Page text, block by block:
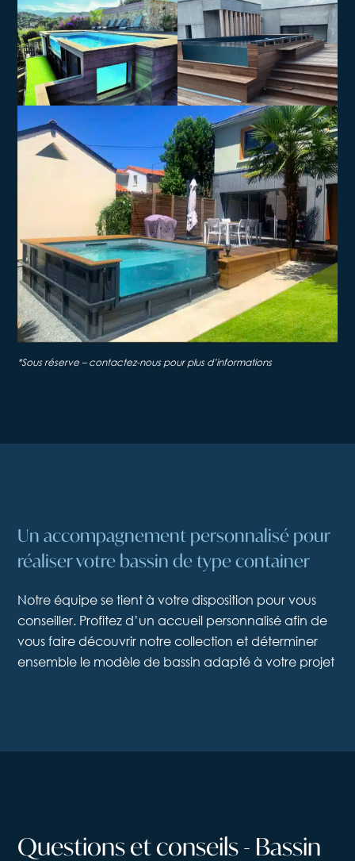
*Sous réserve – contactez-nous pour plus d’informations
Un accompagnement personnalisé pour
réaliser votre bassin de type container
Notre équipe se tient à votre disposition pour vous
conseiller. Profitez d’un accueil personnalisé afin de
vous faire découvrir notre collection et déterminer
ensemble le modèle de bassin adapté à votre projet
Questionsetconseils- Bassin